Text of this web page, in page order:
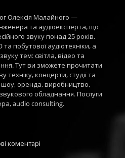
Олексія Малайного —
та аудіоексперта, що
звуку понад 25 років.
побутової аудіотехніки, а
тем: світла, відео та
Тут ви зможете прочитати
техніку, концерти, студії та
шоу, оренда, виробництво,
звукового обладнання. Послуги
audio consulting.
коментарі